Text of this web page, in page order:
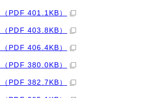
PDF 401.1KB）
PDF 403.8KB）
PDF 406.4KB）
PDF 380.0KB）
PDF 382.7KB）